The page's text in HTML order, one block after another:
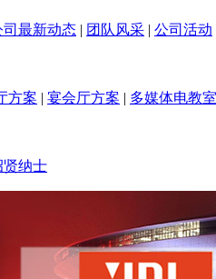
司最新动态 | 团队风采 | 公司活动
方案 | 宴会厅方案 | 多媒体电教室
贤纳士